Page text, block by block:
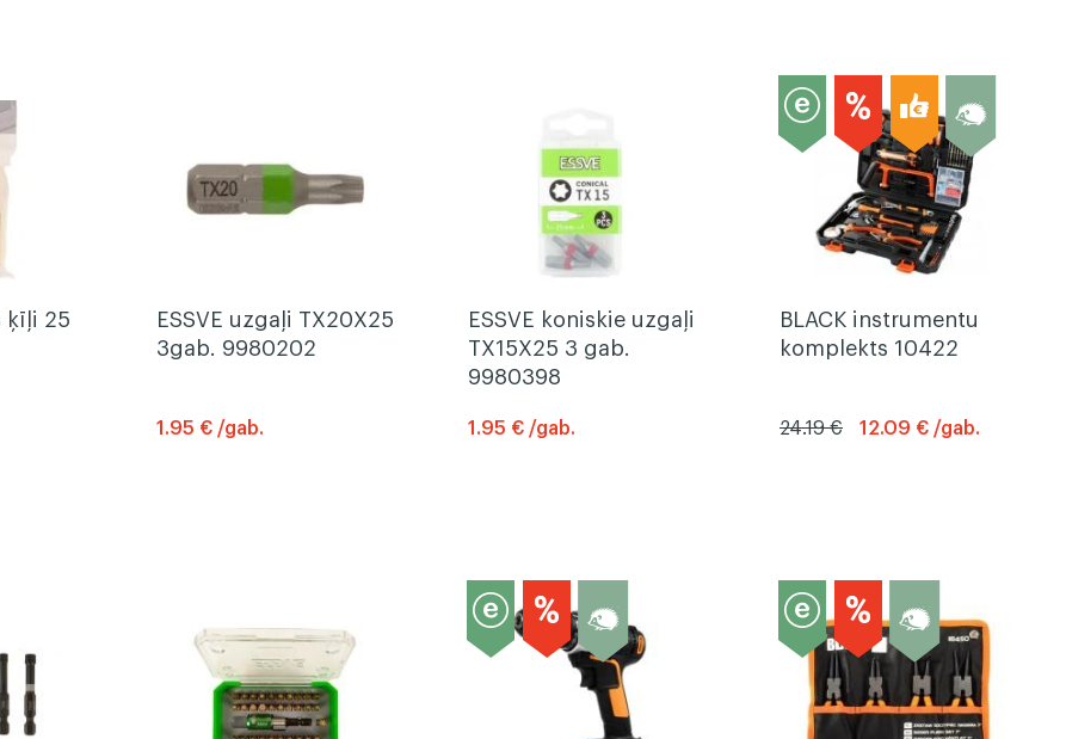
ķīļi 25
ESSVE uzgaļi TX20X25
3gab. 9980202
1.95 € /gab.
ESSVE koniskie uzgaļi
TX15X25 3 gab.
9980398
1.95 € /gab.
BLACK instrumentu
komplekts 10422
24.19 € 12.09 € /gab.